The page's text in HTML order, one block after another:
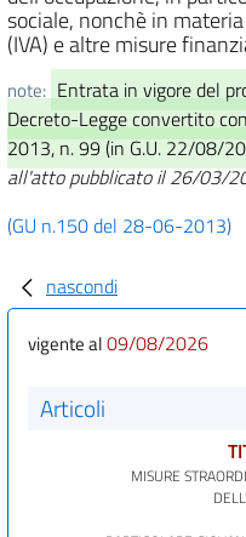
sociale, nonchè in
(IVA) e altre misure
note: Entrata in vigore del
Decreto-Legge convertito
2013, n. 99 (in G.U. 22/08/
all'atto pubblicato il 26/03/
(GU n.150 del 28-06-2013)
nascondi
vigente al09/08/2026
Articoli
MISURE